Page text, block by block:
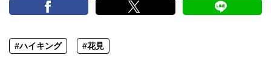
#ハイキング #花見